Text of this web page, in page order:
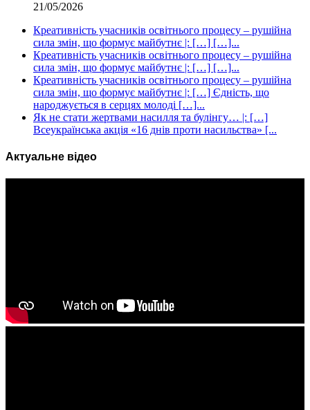
21/05/2026
Креативність учасників освітнього процесу – рушійна
сила змін, що формує майбутнє |: […] […]...
Креативність учасників освітнього процесу – рушійна
сила змін, що формує майбутнє |: […] […]...
Креативність учасників освітнього процесу – рушійна
сила змін, що формує майбутнє |: […] Єдність, що
народжується в серцях молоді […]...
Як не стати жертвами насилля та булінгу… |: […]
Всеукраїнська акція «16 днів проти насильства» [...
Актуальне відео